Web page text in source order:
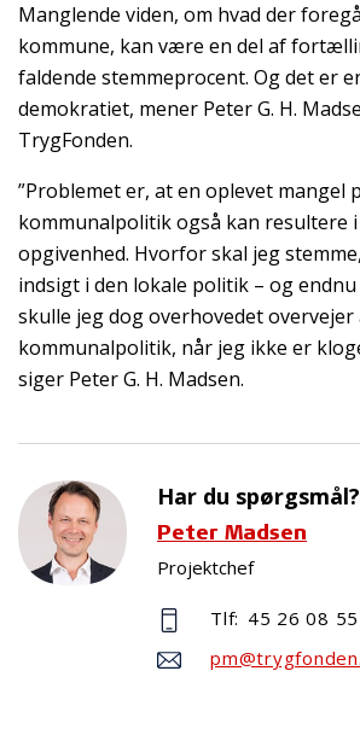
Manglende viden, om hvad der
kommune, kan være en del af
faldende stemmeprocent. Og det er
demokratiet, mener Peter G. H.
TrygFonden.
”Problemet er, at en oplevet mangel
kommunalpolitik også kan resultere
opgivenhed. Hvorfor skal jeg
indsigt i den lokale politik – og
skulle jeg dog overhovedet
kommunalpolitik, når jeg ikke er
siger Peter G. H. Madsen.
Har du spørgsmål?
Peter Madsen
Projektchef
Tlf: 45 26 08 55